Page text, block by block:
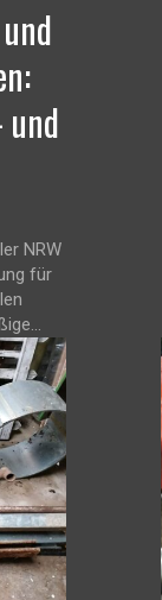
NRW
für